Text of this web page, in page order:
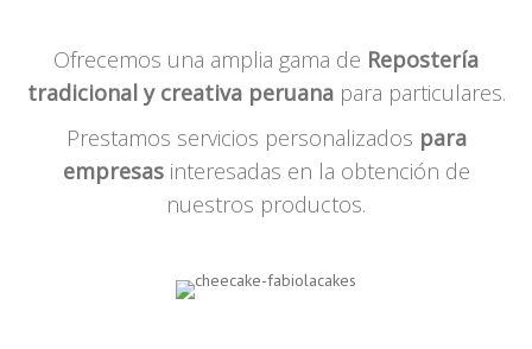
Ofrecemos una amplia gama de Repostería
tradicional y creativa peruanapara particulares.
Prestamos servicios personalizados para
empresasinteresadas en la obtención de
nuestros productos.